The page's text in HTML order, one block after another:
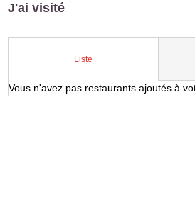
J'ai visité
Liste
Vous n'avez pas restaurants ajoutés à